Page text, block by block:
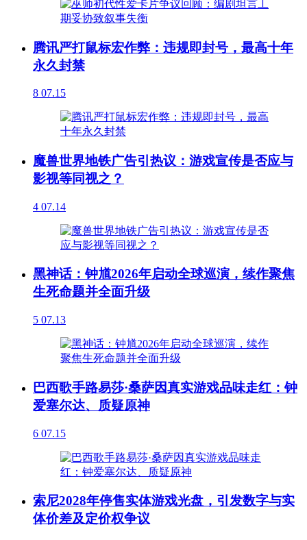
腾讯严打鼠标宏作弊：违规即封号，最高十年
永久封禁
8 07.15
魔兽世界地铁广告引热议：游戏宣传是否应与
影视等同视之？
4 07.14
黑神话：钟馗2026年启动全球巡演，续作聚焦
生死命题并全面升级
5 07.13
巴西歌手路易莎·桑萨因真实游戏品味走红：钟
爱塞尔达、质疑原神
6 07.15
索尼2028年停售实体游戏光盘，引发数字与实
体价差及定价权争议